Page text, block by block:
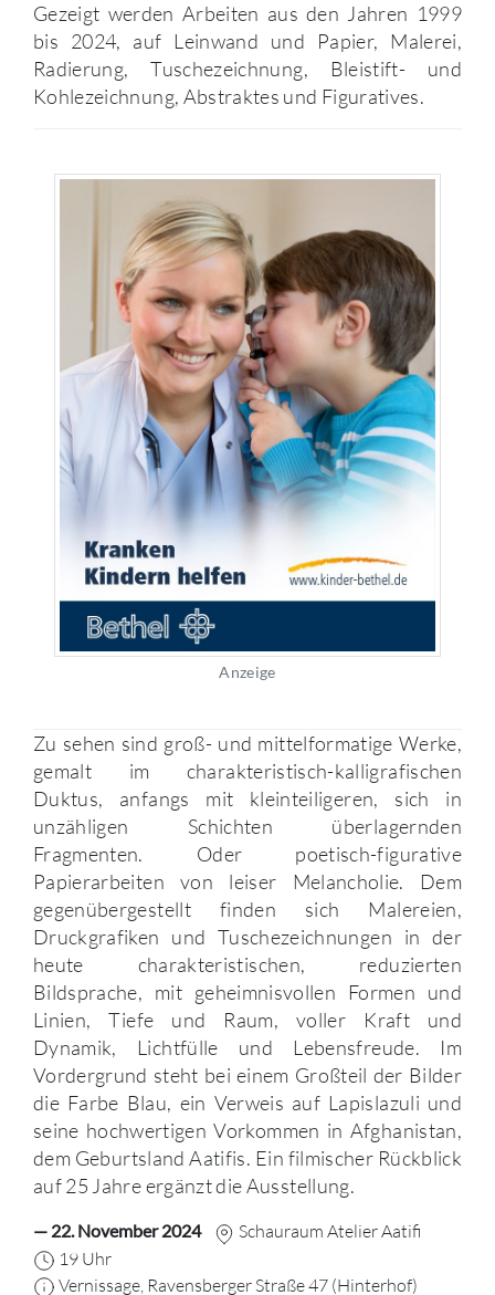
Gezeigt werden Arbeiten aus den Jahren 1999
bis 2024, auf Leinwand und Papier, Malerei,
Radierung, Tuschezeichnung, Bleistift- und
Kohlezeichnung, Abstraktes und Figuratives.
Anzeige
Zu sehen sind groß- und mittelformatige Werke,
gemalt im charakteristisch-kalligrafischen
Duktus, anfangs mit kleinteiligeren, sich in
unzähligen Schichten überlagernden
Fragmenten. Oder poetisch-figurative
Papierarbeiten von leiser Melancholie. Dem
gegenübergestellt finden sich Malereien,
Druckgrafiken und Tuschezeichnungen in der
heute charakteristischen, reduzierten
Bildsprache, mit geheimnisvollen Formen und
Linien, Tiefe und Raum, voller Kraft und
Dynamik, Lichtfülle und Lebensfreude. Im
Vordergrund steht bei einem Großteil der Bilder
die Farbe Blau, ein Verweis auf Lapislazuli und
seine hochwertigen Vorkommen in Afghanistan,
dem Geburtsland Aatifis. Ein filmischer Rückblick
auf 25 Jahre ergänzt die Ausstellung.
— 22. November 2024
Schauraum Atelier Aatifi
19 Uhr
Vernissage, Ravensberger Straße 47 (Hinterhof)